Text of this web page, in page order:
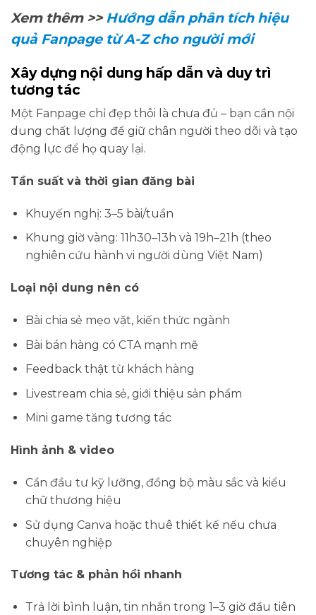
Xem thêm >>Hướng dẫn phân tích hiệu
quả Fanpage từ A-Z cho người mới
Xây dựng nội dung hấp dẫn và duy trì
tương tác
Một Fanpage chỉ đẹp thôi là chưa đủ – bạn cần nội
dung chất lượng để giữ chân người theo dõi và tạo
động lực để họ quay lại.
Tần suất và thời gian đăng bài
Khuyến nghị: 3–5 bài/tuần
Khung giờ vàng: 11h30–13h và 19h–21h (theo
nghiên cứu hành vi người dùng Việt Nam)
Loại nội dung nên có
Bài chia sẻ mẹo vặt, kiến thức ngành
Bài bán hàng có CTA mạnh mẽ
Feedback thật từ khách hàng
Livestream chia sẻ, giới thiệu sản phẩm
Mini game tăng tương tác
Hình ảnh & video
Cần đầu tư kỹ lưỡng, đồng bộ màu sắc và kiểu
chữ thương hiệu
Sử dụng Canva hoặc thuê thiết kế nếu chưa
chuyên nghiệp
Tương tác & phản hồi nhanh
Trả lời bình luận, tin nhắn trong 1–3 giờ đầu tiên